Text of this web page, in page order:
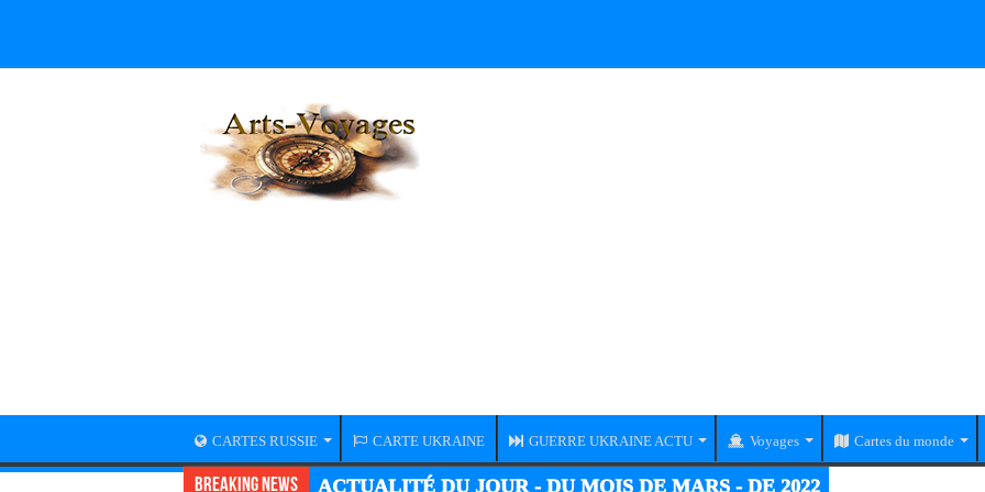
CARTES RUSSIE CARTE UKRAINE GUERRE UKRAINE ACTU Voyages Cartes du monde
Breaking News ACTUALITÉ GUERRE UKRAINE-RUSSIE